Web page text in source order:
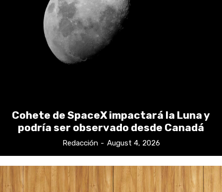
Cohete de SpaceX impactará la Luna y
podría ser observado desde Canadá
Redacción - August 4, 2026